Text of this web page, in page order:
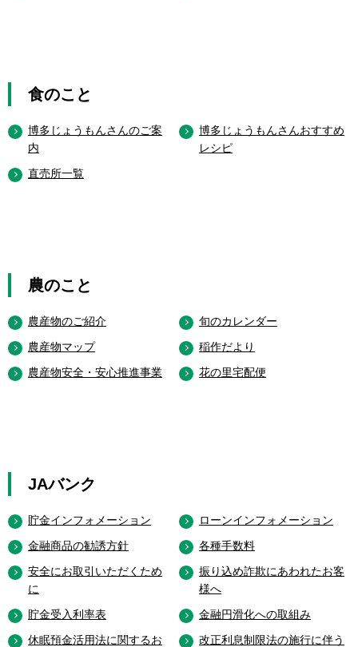
食のこと
博多じょうもんさんのご案
内
博多じょうもんさんおすすめ
レシピ
直売所一覧
農のこと
農産物のご紹介
旬のカレンダー
農産物マップ
稲作だより
農産物安全・安心推進事業
花の里宅配便
JAバンク
貯金インフォメーション
ローンインフォメーション
金融商品の勧誘方針
各種手数料
安全にお取引いただくため
に
振り込め詐欺にあわれたお客
様へ
貯金受入利率表
金融円滑化への取組み
休眠預金活用法に関するお
改正利息制限法の施行に伴う